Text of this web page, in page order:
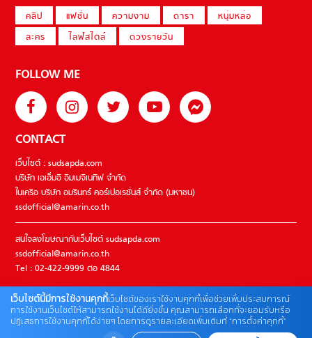
คลิป แฟชั่น ความงาม ดารา
หนุ่มหล่อ
ละคร
ไลฟ์สไตล์ ดวงรายวัน
FOLLOW ME
CONTACT
เว็บไซต์ : sudsapda.com
บริษัท เอเอ็มอี อิมเมจิเนทีฟ จำกัด
ในเครือ บริษัท อมรินทร์ คอร์เปอเรชั่นส์ จำกัด (มหาชน)
ssdofficial@amarin.co.th
สนใจลงโฆษณากับเว็บไซต์ sudsapda.com
ssdofficial@amarin.co.th
Tel : 02-422-9999 ต่อ 4844
ติดต่อแจ้งปัญหาหรือร้องเรียน
02-422-9999 ต่อ 4180
เว็บไซต์นี้มีการใช้งานคุกกี้เว็บไซต์ของเราใช้งานคุกกี้เพื่อช่วยเพิ่มประสบการณ์
การใช้งานเว็บไซต์ให้สามารถใช้งานได้ดียิ่งขึ้น คุณสามารถเลือกที่จะยอมรับหรือ
ปฏิเสธการใช้งานคุกกี้ได้ง่ายๆ โดยการดูรายละเอียดเพิ่มเติมที่ “การตั้งค่าคุกกี้”